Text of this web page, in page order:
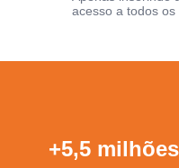
acesso a todos os
+5,5